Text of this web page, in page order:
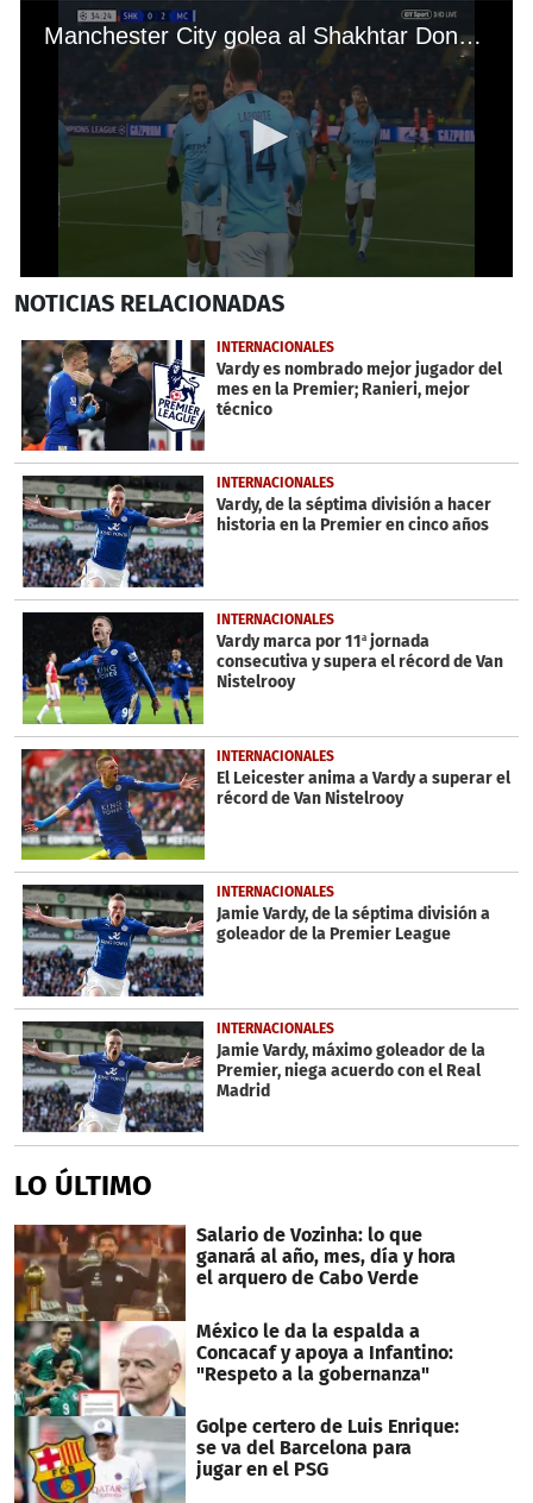
Manchester City golea al Shakhtar Donetsk en la Champions League
seconds
1
minute,
19
seconds
NOTICIAS RELACIONADAS
INTERNACIONALES
Vardy es nombrado mejor jugador del
mes en la Premier; Ranieri, mejor
técnico
INTERNACIONALES
Vardy, de la séptima división a hacer
historia en la Premier en cinco años
INTERNACIONALES
Vardy marca por 11ª jornada
consecutiva y supera el récord de Van
Nistelrooy
INTERNACIONALES
El Leicester anima a Vardy a superar el
récord de Van Nistelrooy
INTERNACIONALES
Jamie Vardy, de la séptima división a
goleador de la Premier League
INTERNACIONALES
Jamie Vardy, máximo goleador de la
Premier, niega acuerdo con el Real
Madrid
LO ÚLTIMO
Salario de Vozinha: lo que
ganará al año, mes, día y hora
el arquero de Cabo Verde
México le da la espalda a
Concacaf y apoya a Infantino:
"Respeto a la gobernanza"
Golpe certero de Luis Enrique:
se va del Barcelona para
jugar en el PSG